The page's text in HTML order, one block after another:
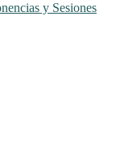
y Sesiones